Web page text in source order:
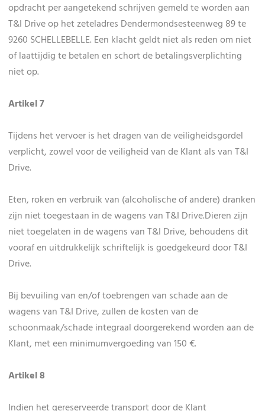
opdracht per aangetekend schrijven gemeld te worden aan
T&I Drive op het zeteladres Dendermondsesteenweg 89 te
9260 SCHELLEBELLE. Een klacht geldt niet als reden om niet
of laattijdig te betalen en schort de betalingsverplichting
niet op.
Artikel 7
Tijdens het vervoer is het dragen van de veiligheidsgordel
verplicht, zowel voor de veiligheid van de Klant als van T&I
Drive.
Eten, roken en verbruik van (alcoholische of andere) dranken
zijn niet toegestaan in de wagens van T&I Drive.Dieren zijn
niet toegelaten in de wagens van T&I Drive, behoudens dit
vooraf en uitdrukkelijk schriftelijk is goedgekeurd door T&I
Drive.
Bij bevuiling van en/of toebrengen van schade aan de
wagens van T&I Drive, zullen de kosten van de
schoonmaak/schade integraal doorgerekend worden aan de
Klant, met een minimumvergoeding van 150 €.
Artikel 8